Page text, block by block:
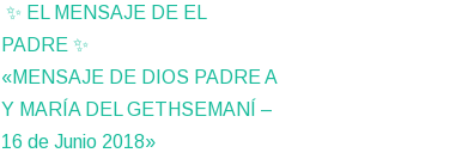
✨ EL MENSAJE DE EL
PADRE ✨
«MENSAJE DE DIOS PADRE A
Y MARÍA DEL GETHSEMANÍ –
16 de Junio 2018»